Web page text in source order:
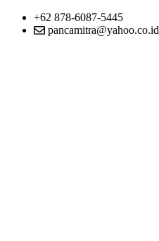
+62 878-6087-5445
pancamitra@yahoo.co.id